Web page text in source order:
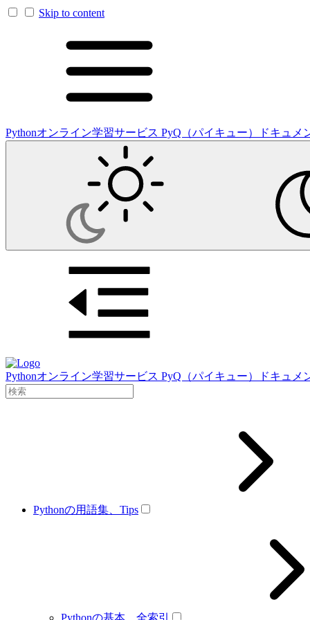
Skip to content
Pythonオンライン学習サービス PyQ（パイキュー）ドキュメ
Pythonオンライン学習サービス PyQ（パイキュー）ドキュメ
Pythonの用語集、Tips
Pythonの基本、全索引